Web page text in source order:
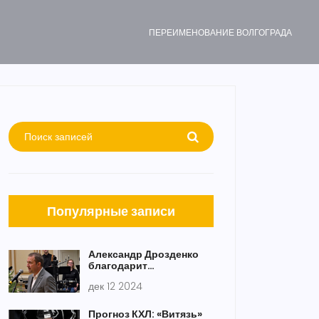
ПЕРЕИМЕНОВАНИЕ ВОЛГОГРАДА
Популярные записи
Александр Дрозденко
благодарит
Ленинградской области
социальную
дек 12 2024
Прогноз КХЛ: «Витязь»